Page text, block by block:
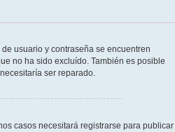
usuario y contraseña se encuentren
no ha sido excluído. También es posible
ser reparado.
casos necesitará registrarse para publicar